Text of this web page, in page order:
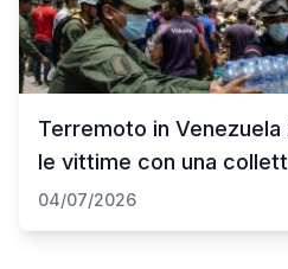
Terremoto in
le vittime con una
04/07/2026